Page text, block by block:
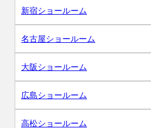
新宿ショールーム
名古屋ショールーム
大阪ショールーム
広島ショールーム
高松ショールーム